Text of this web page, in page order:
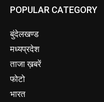
POPULAR CATEGORY
बुंदेलखण्ड
मध्यप्रदेश
ताजा ख़बरें
फोटो
भारत